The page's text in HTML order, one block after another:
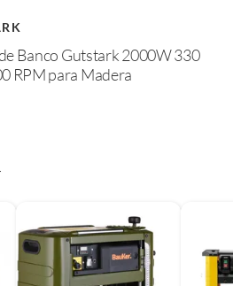
Banco Gutstark 2000W 330
RPM para Madera